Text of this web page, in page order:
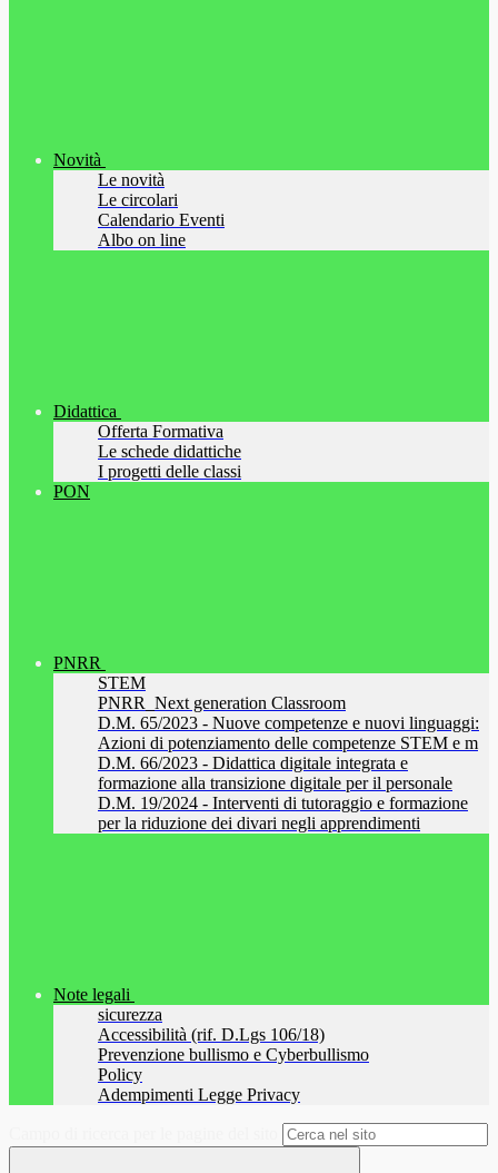
Novità
Le novità
Le circolari
Calendario Eventi
Albo on line
Didattica
Offerta Formativa
Le schede didattiche
I progetti delle classi
PON
PNRR
STEM
PNRR_Next generation Classroom
D.M. 65/2023 - Nuove competenze e nuovi linguaggi:
Azioni di potenziamento delle competenze STEM e m
D.M. 66/2023 - Didattica digitale integrata e
formazione alla transizione digitale per il personale
D.M. 19/2024 - Interventi di tutoraggio e formazione
per la riduzione dei divari negli apprendimenti
Note legali
sicurezza
Accessibilità (rif. D.Lgs 106/18)
Prevenzione bullismo e Cyberbullismo
Policy
Adempimenti Legge Privacy